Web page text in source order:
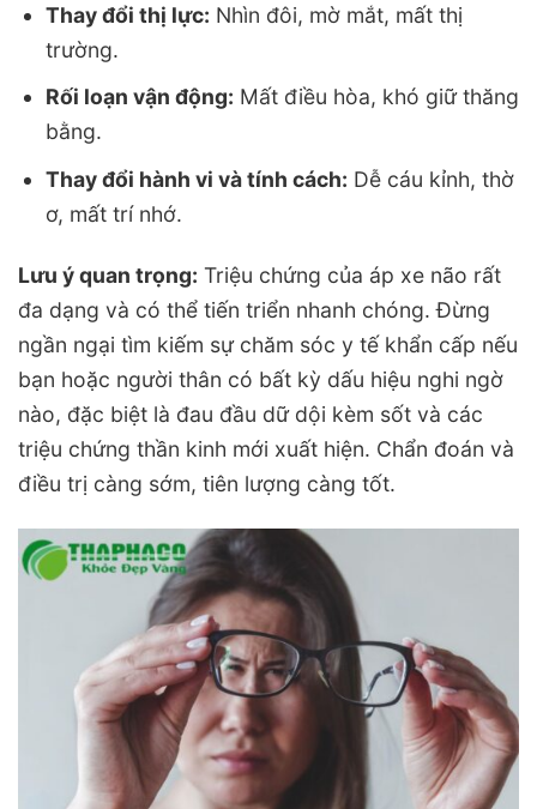
Thay đổi thị lực: Nhìn đôi, mờ mắt, mất thị
trường.
Rối loạn vận động: Mất điều hòa, khó giữ thăng
bằng.
Thay đổi hành vi và tính cách: Dễ cáu kỉnh, thờ
ơ, mất trí nhớ.
Lưu ý quan trọng: Triệu chứng của áp xe não rất
đa dạng và có thể tiến triển nhanh chóng. Đừng
ngần ngại tìm kiếm sự chăm sóc y tế khẩn cấp nếu
bạn hoặc người thân có bất kỳ dấu hiệu nghi ngờ
nào, đặc biệt là đau đầu dữ dội kèm sốt và các
triệu chứng thần kinh mới xuất hiện. Chẩn đoán và
điều trị càng sớm, tiên lượng càng tốt.